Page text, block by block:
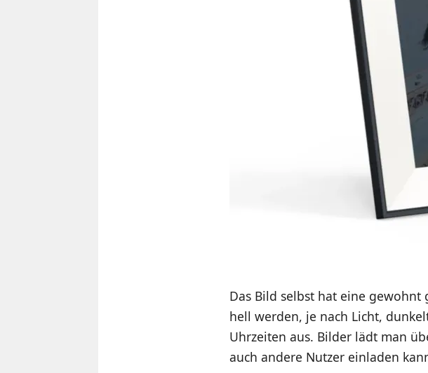
Das Bild selbst hat eine
hell werden, je nach Licht,
Uhrzeiten aus. Bilder lädt man
auch andere Nutzer einladen